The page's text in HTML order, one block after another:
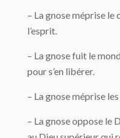
– La gnose méprise
l’esprit.
– La gnose fuit le
pour s’en libérer.
– La gnose méprise
– La gnose oppose le